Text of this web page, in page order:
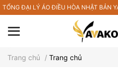
TỔNG ĐẠI LÝ ÁO ĐIỀU HÒA NHẬT BẢN
Trang chủ / Trang chủ